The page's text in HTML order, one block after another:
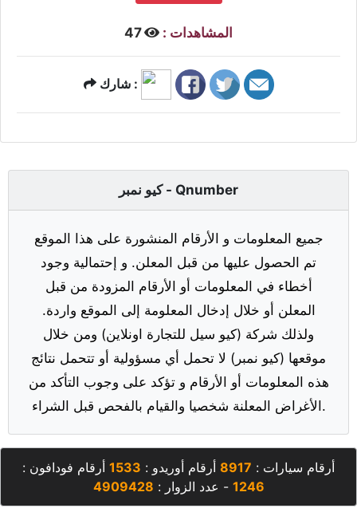
المشاهدات : 47
شارك :
كيو نمبر - Qnumber
جميع المعلومات و الأرقام المنشورة على هذا الموقع
تم الحصول عليها من قبل المعلن. و إحتمالية وجود
أخطاء في المعلومات أو الأرقام المزودة من قبل
المعلن أو خلال إدخال المعلومة إلى الموقع واردة.
ولذلك شركة (كيو سيل للتجارة اونلاين) ومن خلال
موقعها (كيو نمبر) لا تحمل أي مسؤولية أو تتحمل نتائج
هذه المعلومات أو الأرقام و تؤكد على وجوب التأكد من
الأغراض المعلنة شخصيا والقيام بالفحص قبل الشراء.
أرقام سيارات : 8917 أرقام أوريدو : 1533 أرقام فودافون :
1246 - عدد الزوار : 4909428